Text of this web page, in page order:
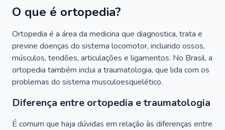
O que é ortopedia?
Ortopedia é a área da medicina que diagnostica, trata e
previne doenças do sistema locomotor, incluindo ossos,
músculos, tendões, articulações e ligamentos. No Brasil, a
ortopedia também inclui a traumatologia, que lida com os
problemas do sistema musculoesquelético.
Diferença entre ortopedia e traumatologia
É comum que haja dúvidas em relação às diferenças entre